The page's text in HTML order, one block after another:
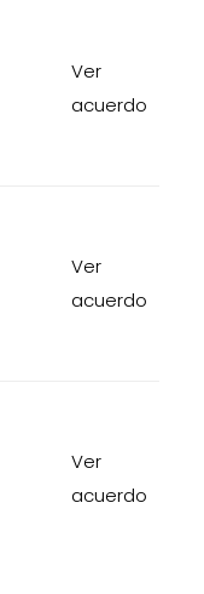
Ver
acuerdo
Ver
acuerdo
Ver
acuerdo